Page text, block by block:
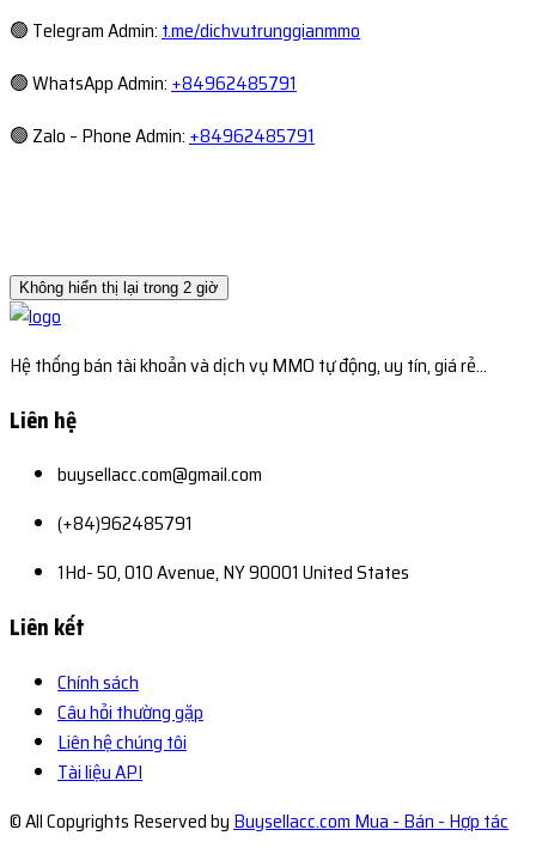
🟢 Telegram Admin: t.me/dichvutrunggianmmo
🟢 WhatsApp Admin: +84962485791
🟢 Zalo – Phone Admin: +84962485791
Không hiển thị lại trong 2 giờ
Hệ thống bán tài khoản và dịch vụ MMO tự động, uy tín, giá rẻ...
Liên hệ
buysellacc.com@gmail.com
(+84)962485791
1Hd- 50, 010 Avenue, NY 90001 United States
Liên kết
Chính sách
Câu hỏi thường gặp
Liên hệ chúng tôi
Tài liệu API
© All Copyrights Reserved by Buysellacc.com Mua - Bán - Hợp tác